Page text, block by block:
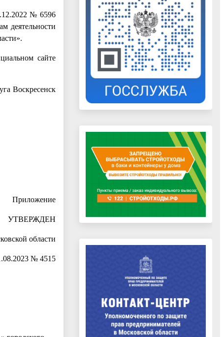
№ 6596
деятельности
сайте
Воскресенск
Приложение
УТВЕРЖДЕН
области
№ 4515